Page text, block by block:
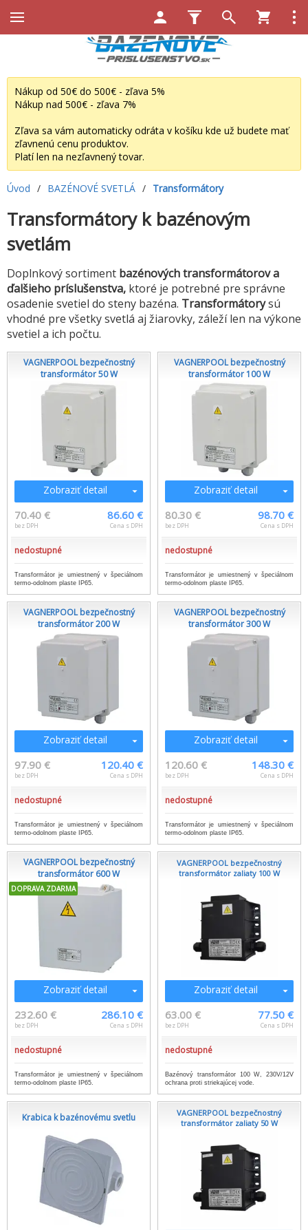
Nákup od 50€ do 500€ - zľava 5%
Nákup nad 500€ - zľava 7%
Zľava sa vám automaticky odráta v košíku kde už budete mať
zľavnenú cenu produktov.
Platí len na nezľavnený tovar.
Úvod / BAZÉNOVÉ SVETLÁ / Transformátory
Transformátory k bazénovým
svetlám
Doplnkový sortiment bazénových transformátorov a
ďalšieho príslušenstva, ktoré je potrebné pre správne
osadenie svetiel do steny bazéna. Transformátorysú
vhodné pre všetky svetlá aj žiarovky, záleží len na výkone
svetiel a ich počtu.
VAGNERPOOL bezpečnostný
transformátor 50 W
Zobraziť detail
70.40 €
bez DPH
86.60 €
Cena s DPH
nedostupné
Transformátor je umiestnený v špeciálnom
termo-odolnom plaste IP65.
VAGNERPOOL bezpečnostný
transformátor 100 W
Zobraziť detail
80.30 €
bez DPH
98.70 €
Cena s DPH
nedostupné
Transformátor je umiestnený v špeciálnom
termo-odolnom plaste IP65.
VAGNERPOOL bezpečnostný
transformátor 200 W
Zobraziť detail
97.90 €
bez DPH
120.40 €
Cena s DPH
nedostupné
Transformátor je umiestnený v špeciálnom
termo-odolnom plaste IP65.
VAGNERPOOL bezpečnostný
transformátor 300 W
Zobraziť detail
120.60 €
bez DPH
148.30 €
Cena s DPH
nedostupné
Transformátor je umiestnený v špeciálnom
termo-odolnom plaste IP65.
VAGNERPOOL bezpečnostný
transformátor 600 W
DOPRAVA ZDARMA
Zobraziť detail
232.60 €
bez DPH
286.10 €
Cena s DPH
nedostupné
Transformátor je umiestnený v špeciálnom
termo-odolnom plaste IP65.
VAGNERPOOL bezpečnostný
transformátor zaliaty 100 W
Zobraziť detail
63.00 €
bez DPH
77.50 €
Cena s DPH
nedostupné
Bazénový transformátor 100 W, 230V/12V
ochrana proti striekajúcej vode.
Krabica k bazénovému svetlu
VAGNERPOOL bezpečnostný
transformátor zaliaty 50 W